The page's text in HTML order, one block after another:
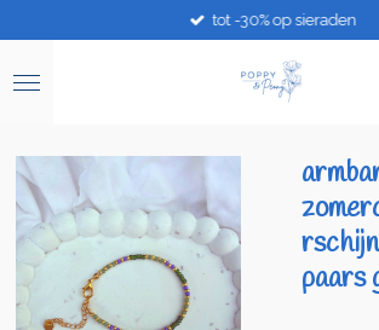
direct
de
tot -30% op sieraden
paars